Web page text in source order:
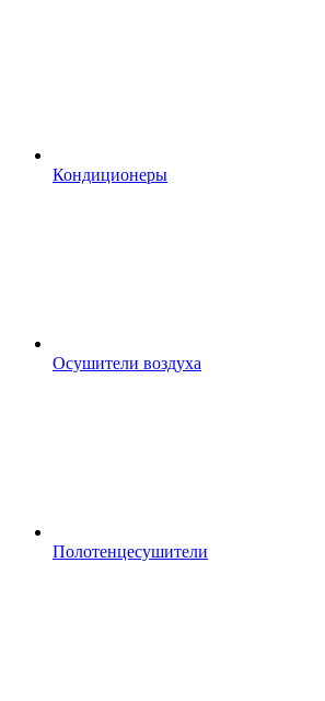
Кондиционеры
Осушители воздуха
Полотенцесушители